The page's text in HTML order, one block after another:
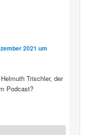
2021 um
Trischler, der
Podcast?